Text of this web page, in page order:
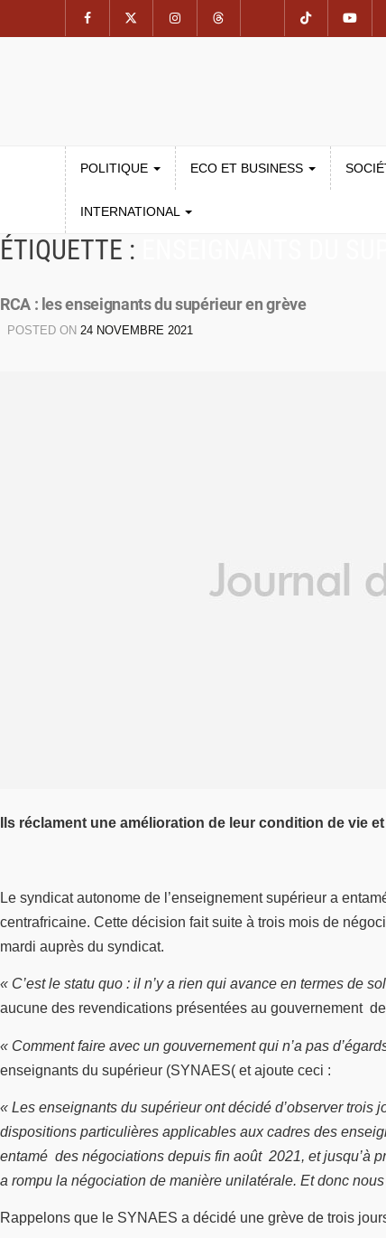
POLITIQUE ECO ET BUSINESS
INTERNATIONAL
ÉTIQUETTE :
RCA : les enseignants du supérieur en grève
POSTED ON 24 NOVEMBRE 2021
Ils réclament une amélioration de leur condition de vie
Le syndicat autonome de l’enseignement supérieur a
centrafricaine. Cette décision fait suite à trois mois de
mardi auprès du syndicat.
« C’est le statu quo : il n’y a rien qui avance en termes de
aucune des revendications présentées au gouvernement
« Comment faire avec un gouvernement qui n’a pas
enseignants du supérieur (SYNAES( et ajoute ceci :
« Les enseignants du supérieur ont décidé d’observer trois
dispositions particulières applicables aux cadres des
entamé des négociations depuis fin août 2021, et jusqu’à
a rompu la négociation de manière unilatérale. Et donc
Rappelons que le SYNAES a décidé une grève de trois